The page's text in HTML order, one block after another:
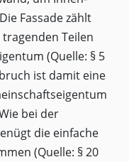
Fassade zählt
Teilen
(Quelle: § 5
ist damit eine
bei der
die einfache
(Quelle: § 20